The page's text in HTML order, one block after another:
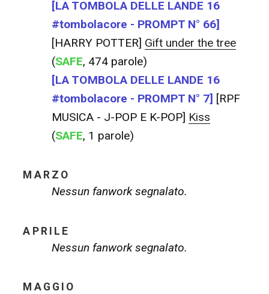
[LA TOMBOLA DELLE LANDE 16
#tombolacore - PROMPT N° 66]
[HARRY POTTER] Gift under the tree
(SAFE, 474 parole)
[LA TOMBOLA DELLE LANDE 16
#tombolacore - PROMPT N° 7] [RPF
MUSICA - J-POP E K-POP] Kiss
(SAFE, 1 parole)
MARZO
Nessun fanwork segnalato.
APRILE
Nessun fanwork segnalato.
MAGGIO